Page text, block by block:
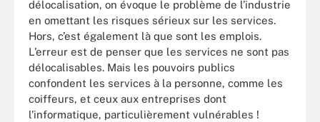
délocalisation, on évoque le problème de l’industrie
en omettant les risques sérieux sur les services.
Hors, c’est également là que sont les emplois.
L’erreur est de penser que les services ne sont pas
délocalisables. Mais les pouvoirs publics
confondent les services à la personne, comme les
coiffeurs, et ceux aux entreprises dont
l’informatique, particulièrement vulnérables !